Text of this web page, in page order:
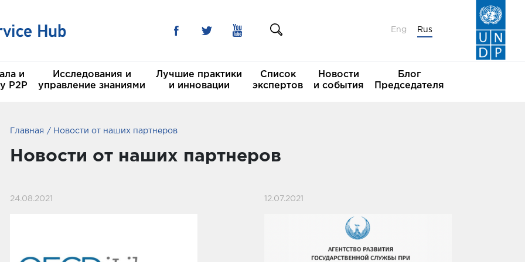
Eng Rus
и
P2P
Исследования и
управление знаниями
Лучшие практики
и инновации
Список
экспертов
Новости
и события
Блог
Председателя
Главная Новости от наших партнеров
Новости от наших партнеров
24.08.2021 12.07.2021